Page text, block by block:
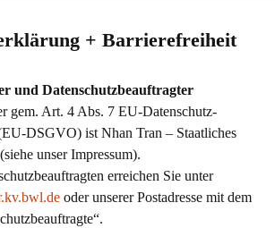
+ Barrierefreiheit
und Datenschutzbeauftragter
gem. Art. 4 Abs. 7 EU-Datenschutz-
DSGVO) ist Nhan Tran – Staatliches
unser Impressum).
erreichen Sie unter
oder unserer Postadresse mit dem